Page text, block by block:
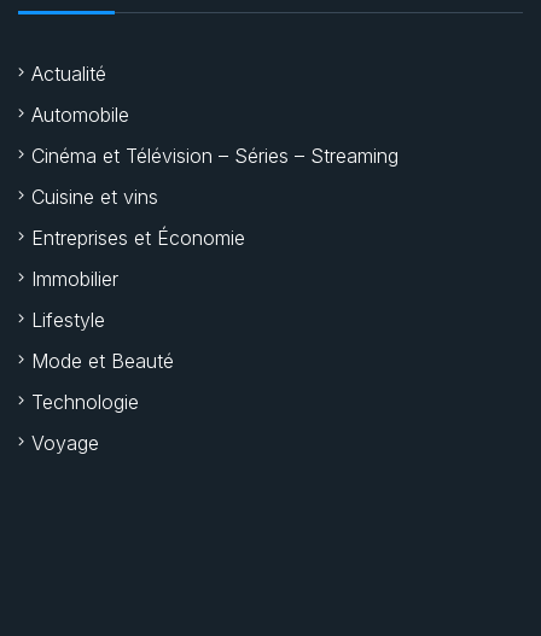
Actualité
Automobile
Cinéma et Télévision – Séries – Streaming
Cuisine et vins
Entreprises et Économie
Immobilier
Lifestyle
Mode et Beauté
Technologie
Voyage